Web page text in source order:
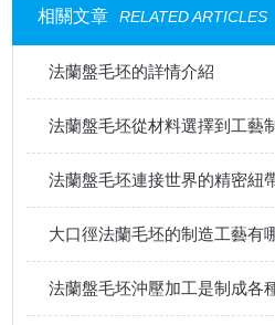
相關文章 RELATED ARTICLES
法蘭盤毛坯的詳情介紹
法蘭盤毛坯從材料選擇到工藝
法蘭盤毛坯連接世界的精密紐
大口徑法蘭毛坯的制造工藝有
法蘭盤毛坯沖壓加工是制成各